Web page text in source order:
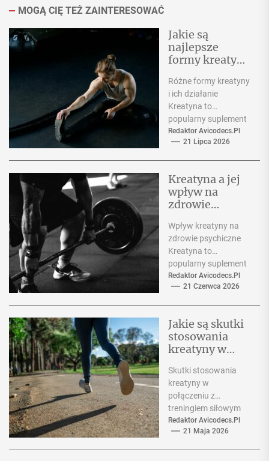
MOGĄ CIĘ TEŻ ZAINTERESOWAĆ
Jakie są
najlepsze
formy kreatyny
przez
sportowców w
sportach
wytrzymałości
owych?
Różne formy kreatyny
i ich działanie
Kreatyna to
popularny suplement
stosowany przez
sportowców w celu
Istnieje kilka...
Redaktor Avicodecs.pl
21 Lipca 2026
Kreatyna a jej
wpływ na
zdrowie
czy może
pomóc w
poprawie
nastroju?
Wpływ kreatyny na
zdrowie psychiczne
Kreatyna to
popularny suplement
diety stosowany
głównie w celu
Jednak coraz więcej...
Redaktor Avicodecs.pl
21 Czerwca 2026
Jakie są skutki
stosowania
kreatyny w
treningiem
siłowym na
redukcji?
Skutki stosowania
kreatyny w
połączeniu z
treningiem siłowym
na redukcji
Wprowadzenie
Redaktor Avicodecs.pl
21 Maja 2026